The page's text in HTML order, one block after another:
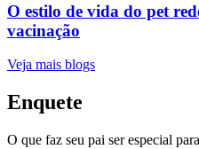
O estilo de vida do pet
vacinação
Veja mais blogs
Enquete
O que faz seu pai ser especial